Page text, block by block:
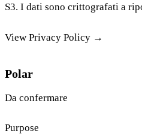
S3. I dati sono crittografati a
View Privacy Policy →
Polar
Da confermare
Purpose